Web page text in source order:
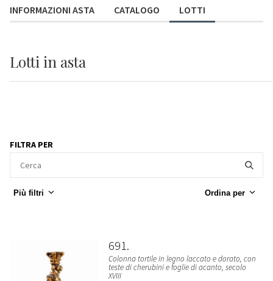
INFORMAZIONI ASTA CATALOGO LOTTI
Lotti in asta
FILTRA PER
Più filtri Ordina per
691
Colonna tortile in legno laccato e dorato, con
teste di cherubini e foglie di acanto, secolo
XVIII